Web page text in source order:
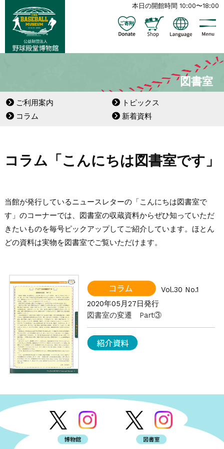
本日の開館時間 10:00〜18:00
図書室
ご利用案内
トピックス
コラム
新着資料
コラム「こんにちは図書室です」
当館が発行しているニュースレターの「こんにちは図書室で
す」のコーナーでは、図書室の収蔵資料からぜひ知っていただ
きたいものを毎号ピックアップしてご紹介しています。ほとん
どの資料は実物を図書室でご覧いただけます。
Vol.30 No.1
2020年05月27日発行
図書室の変遷 Part③